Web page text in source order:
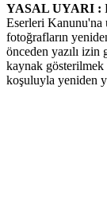
YASAL UYARI :
Eserleri Kanunu'na
fotoğrafların
önceden yazılı izin
kaynak gösterilmek
koşuluyla yeniden